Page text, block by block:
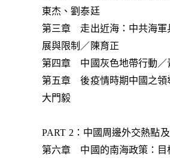
東杰、劉泰廷
第三章 走出近海：中共海軍
展與限制／陳育正
第四章 中國灰色地帶行動／
第五章 後疫情時期中國之領
大門毅
PART 2：中國周邊外交熱點
第六章 中國的南海政策：目